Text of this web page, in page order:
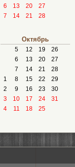
6
13 20
27
7
14 21 28
Октябрь
5 12 19
26
6
13 20
27
7
14 21
28
1
8 15 22
29
2
9 16 23
30
3
10 17 24
31
4
11 18 25